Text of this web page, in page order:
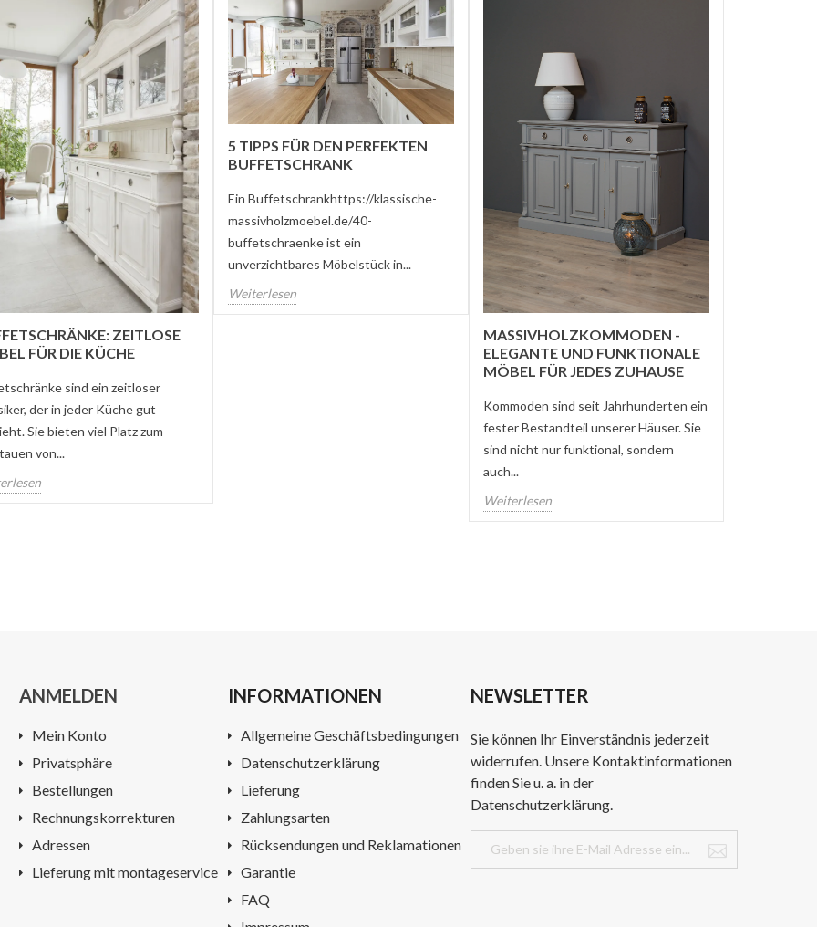
ZEITLOSE
FÜR DIE KÜCHE
sind ein zeitloser
der in jeder Küche gut
Sie bieten viel Platz zum
von...
5 TIPPS FÜR DEN PERFEKTEN
BUFFETSCHRANK
Ein Buffetschrankhttps://klassische-
massivholzmoebel.de/40-
buffetschraenke ist ein
unverzichtbares Möbelstück in...
Weiterlesen
MASSIVHOLZKOMMODEN -
ELEGANTE UND FUNKTIONALE
MÖBEL FÜR JEDES ZUHAUSE
Kommoden sind seit Jahrhunderten ein
fester Bestandteil unserer Häuser. Sie
sind nicht nur funktional, sondern
auch...
Weiterlesen
ANMELDEN
Mein Konto
Privatsphäre
Bestellungen
Rechnungskorrekturen
Adressen
Lieferung mit montageservice
INFORMATIONEN
Allgemeine Geschäftsbedingungen
Datenschutzerklärung
Lieferung
Zahlungsarten
Rücksendungen und Reklamationen
Garantie
FAQ
NEWSLETTER
Sie können Ihr Einverständnis jederzeit
widerrufen. Unsere Kontaktinformationen
finden Sie u. a. in der
Datenschutzerklärung.